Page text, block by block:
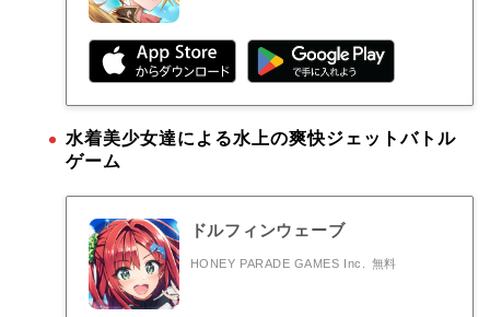
水着美少女達による水上の爽快ジェットバトル
ゲーム
ドルフィンウェーブ
HONEY PARADE GAMES Inc. 無料